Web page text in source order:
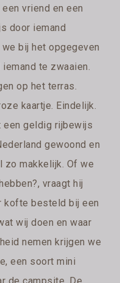
vriend en een
door iemand
bij het opgegeven
te zwaaien.
op het terras.
kaartje. Eindelijk.
geldig rijbewijs
gewoond en
zo makkelijk. Of we
vraagt hij
kofte besteld bij een
wij doen en waar
nemen krijgen we
een soort mini
de campsite. De